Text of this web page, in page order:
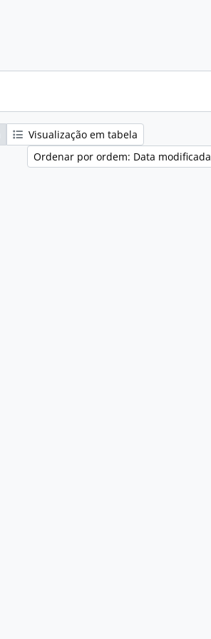
Visualização em tabela
Ordenar por ordem: Data modificada